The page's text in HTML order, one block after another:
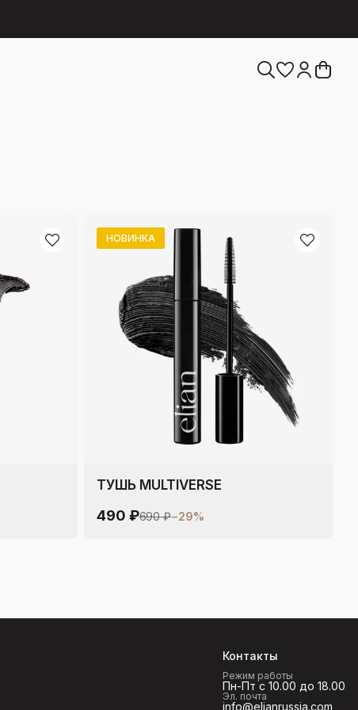
НОВИНКА
ТУШЬ MULTIVERSE
490 ₽690 ₽−29%
Контакты
Режим работы
Пн-Пт с 10.00 до 18.00
Эл. почта
info@elianrussia.com